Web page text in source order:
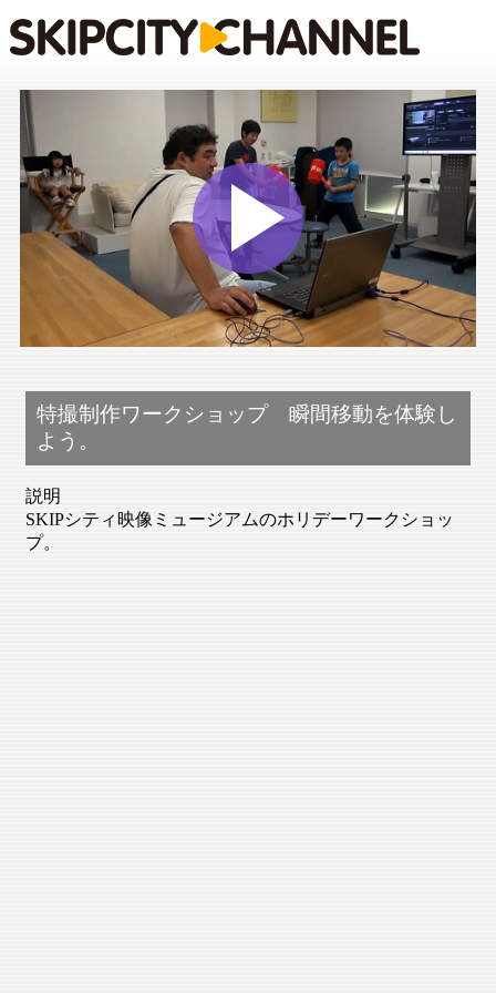
Play
特撮制作ワークショップ 瞬間移動を体験し
よう。
説明
SKIPシティ映像ミュージアムのホリデーワークショッ
プ。